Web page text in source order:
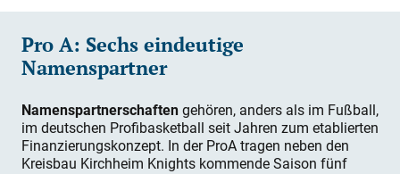
Pro A: Sechs eindeutige
Namenspartner
Namenspartnerschaftengehören, anders als im Fußball,
im deutschen Profibasketball seit Jahren zum etablierten
Finanzierungskonzept. In der ProA tragen neben den
Kreisbau Kirchheim Knights kommende Saison fünf